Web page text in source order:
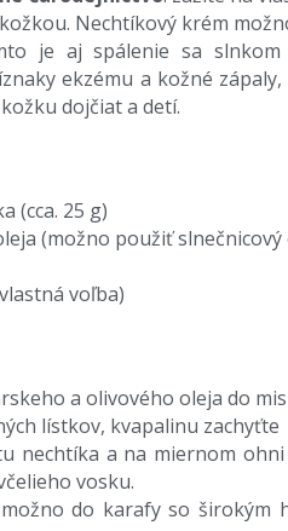
Nechtíkový krém
je aj spálenie sa
ekzému a kožné
dojčiat a detí.
(cca. 25 g)
(možno použiť slnečnicový
voľba)
a olivového oleja do
lístkov, kvapalinu zachyťte
nechtíka a na miernom
vosku.
do karafy so širokým